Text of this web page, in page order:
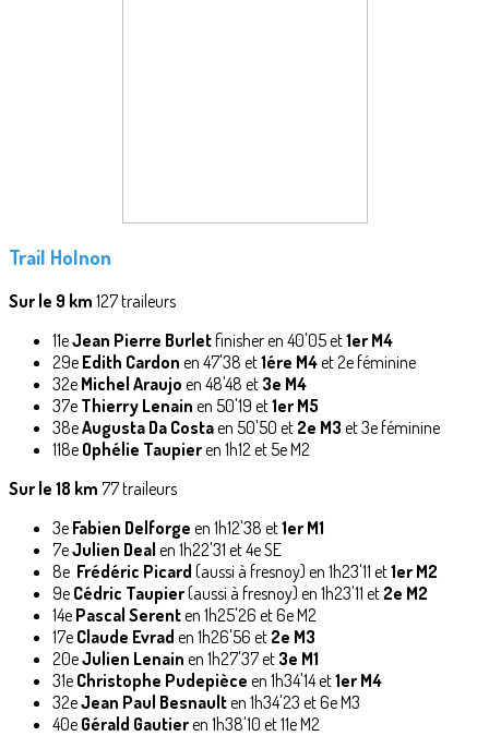
Trail Holnon
Sur le 9 km 127 traileurs
11eJean Pierre Burletfinisher en 40'05 et1er M4
29e Edith Cardon en 47'38 et1ére M4et 2e féminine
32e Michel Araujo en 48'48 et 3e M4
37e Thierry Lenain en 50'19 et1er M5
38eAugusta Da Costaen 50'50 et 2e M3 et 3e féminine
118e Ophélie Taupieren 1h12 et 5e M2
Sur le 18 km 77 traileurs
3e Fabien Delforge en 1h12'38 et1er M1
7eJulien Deal en 1h22'31 et 4e SE
8e Frédéric Picard (aussi à fresnoy) en 1h23'11 et1er M2
9e Cédric Taupier(aussi à fresnoy) en 1h23'11 et 2e M2
14e Pascal Serenten 1h25'26 et 6e M2
17e Claude Evrad en 1h26'56 et 2e M3
20eJulien Lenain en 1h27'37 et 3e M1
31e Christophe Pudepièce en 1h34'14 et1er M4
32eJean Paul Besnaulten 1h34'23 et 6e M3
40e Gérald Gautieren 1h38'10 et 11e M2